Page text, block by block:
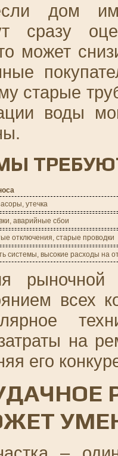
дом
сразу
может
старые
воды
утечка
аварийные сбои
отключения, старые проводки
системы, высокие расходы на
рыночной
всех
на
его